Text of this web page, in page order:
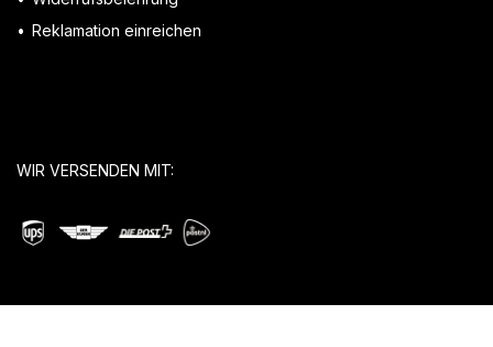
Reklamation einreichen
WIR VERSENDEN MIT: